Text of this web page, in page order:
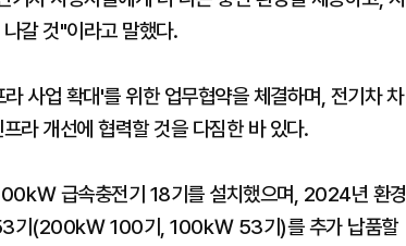
갈 것"이라고 말했다.
사업 확대'를 위한 업무협약을 체결하며, 전기차 차
라 개선에 협력할 것을 다짐한 바 있다.
㎾ 급속충전기 18기를 설치했으며, 2024년 환경
기(200㎾ 100기, 100㎾ 53기)를 추가 납품할